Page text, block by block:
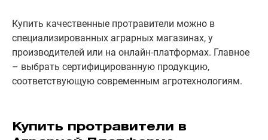
Купить качественные протравители можно в
специализированных аграрных магазинах, у
производителей или на онлайн-платформах. Главное
– выбрать сертифицированную продукцию,
соответствующую современным агротехнологиям.
Купить протравители в